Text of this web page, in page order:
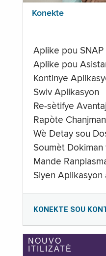
Konekte
Aplike pou SNAP
Aplike pou
Kontinye
Swiv Aplikasyon
Re-sètifye
Rapòte Chanjman
Wè Detay sou
Soumèt
Mande
Siyen Aplikasyon
KONEKTE SOU
NOUVO
ITILIZATÈ